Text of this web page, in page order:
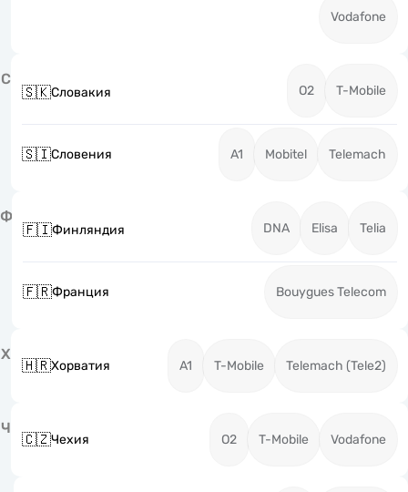
Vodafone
С
🇸🇰Словакия O2 T-Mobile
🇸🇮Словения A1 Mobitel Telemach
Ф
🇫🇮Финляндия DNA Elisa Telia
🇫🇷Франция Bouygues Telecom
Х
🇭🇷Хорватия A1 T-Mobile Telemach (Tele2)
Ч
🇨🇿Чехия O2 T-Mobile Vodafone